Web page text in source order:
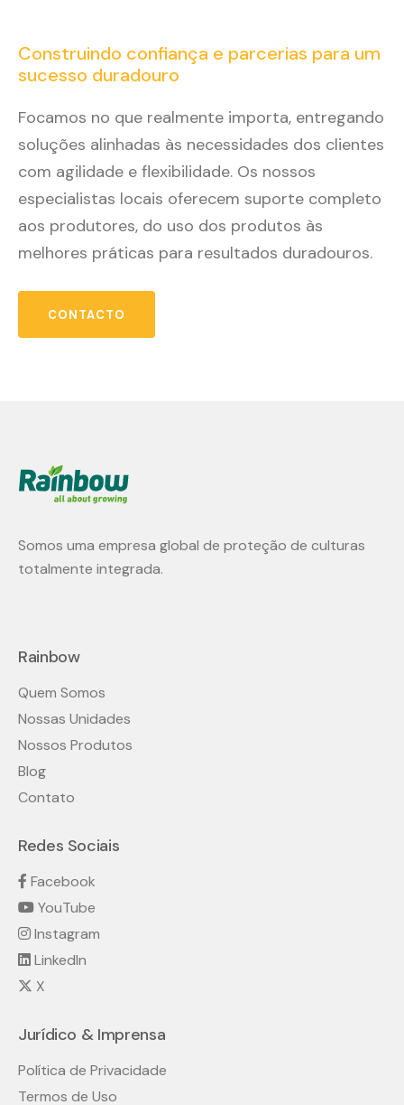
Construindo confiança e parcerias para um
sucesso duradouro
Focamos no que realmente importa, entregando
soluções alinhadas às necessidades dos clientes
com agilidade e flexibilidade. Os nossos
especialistas locais oferecem suporte completo
aos produtores, do uso dos produtos às
melhores práticas para resultados duradouros.
CONTACTO
Somos uma empresa global de proteção de culturas
totalmente integrada.
Rainbow
Quem Somos
Nossas Unidades
Nossos Produtos
Blog
Contato
Redes Sociais
Facebook
YouTube
Instagram
LinkedIn
X
Jurídico & Imprensa
Política de Privacidade
Termos de Uso